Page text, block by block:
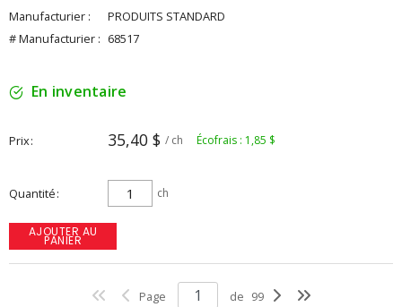
Manufacturier :
PRODUITS STANDARD
# Manufacturier : 68517
En inventaire
Prix 35,40 $ / ch Écofrais : 1,85 $
Quantité ch
AJOUTER AU
PANIER
Page de 99